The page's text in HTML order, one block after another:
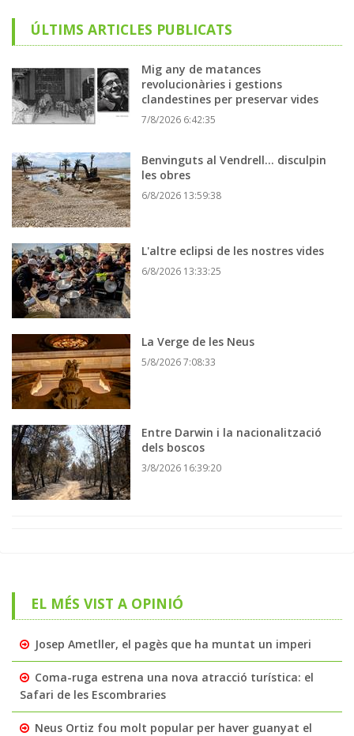
ÚLTIMS ARTICLES PUBLICATS
Mig any de matances
revolucionàries i gestions
clandestines per preservar vides
7/8/2026 6:42:35
Benvinguts al Vendrell... disculpin
les obres
6/8/2026 13:59:38
L'altre eclipsi de les nostres vides
6/8/2026 13:33:25
La Verge de les Neus
5/8/2026 7:08:33
Entre Darwin i la nacionalització
dels boscos
3/8/2026 16:39:20
EL MÉS VIST A OPINIÓ
Josep Ametller, el pagès que ha muntat un imperi
Coma-ruga estrena una nova atracció turística: el
Safari de les Escombraries
Neus Ortiz fou molt popular per haver guanyat el